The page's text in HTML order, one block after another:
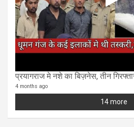
प्रयागराज मे नशे का बिज़नेस, तीन
4 months ago
14 more